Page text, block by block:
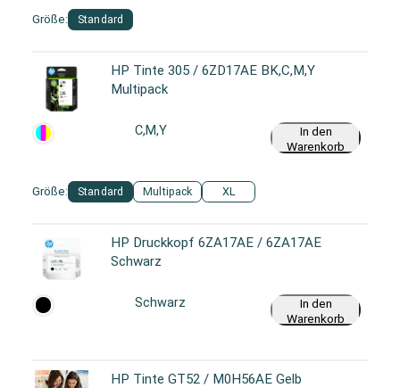
Größe: Standard
HP Tinte 305 / 6ZD17AE BK,C,M,Y
Multipack
Größe: Standard Multipack XL
C,M,Y
In den
Warenkorb
HP Druckkopf 6ZA17AE / 6ZA17AE
Schwarz
Schwarz
In den
Warenkorb
HP Tinte GT52 / M0H56AE Gelb